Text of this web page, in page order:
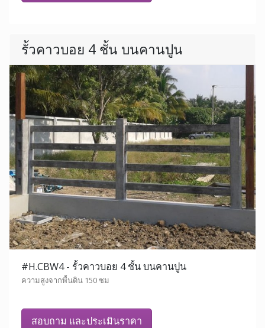
รั้วคาวบอย 4 ชั้น บนคานปูน
#H.CBW4 - รั้วคาวบอย 4 ชั้น บนคานปูน
ความสูงจากพื้นดิน 150 ซม
สอบถาม และประเมินราคา